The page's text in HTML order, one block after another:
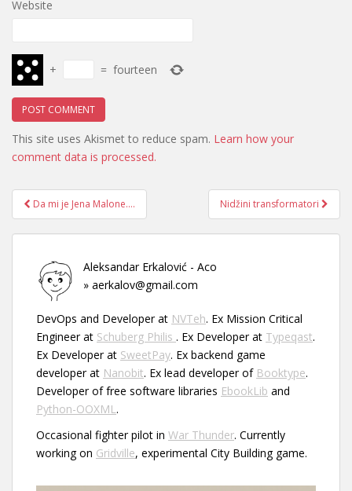
Website
+ = fourteen
This site uses Akismet to reduce spam. Learn how your
comment data is processed.
Post
navigation
Da mi je Jena Malone…. Nidžini transformatori
Aleksandar Erkalović - Aco
» aerkalov@gmail.com
DevOps and Developer at NVTeh. Ex Mission Critical
Engineer at Schuberg Philis . Ex Developer at Typeqast.
Ex Developer at SweetPay. Ex backend game
developer at Nanobit. Ex lead developer of Booktype.
Developer of free software libraries EbookLib and
Python-OOXML.
Occasional fighter pilot in War Thunder. Currently
working on Gridville, experimental City Building game.